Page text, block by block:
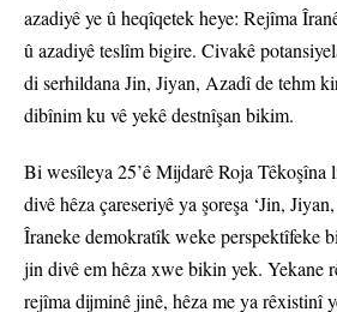
azadiyê ye û heqîqetek heye: Rejîma
û azadiyê teslîm bigire. Civakê
di serhildana Jin, Jiyan, Azadî de tehm
dibînim ku vê yekê destnîşan bikim.
Bi wesîleya 25’ê Mijdarê Roja
divê hêza çareseriyê ya şoreşa ‘Jin,
Îraneke demokratîk weke perspektîfeke
jin divê em hêza xwe bikin yek. Yekane
rejîma dijminê jinê, hêza me ya rêxistinî